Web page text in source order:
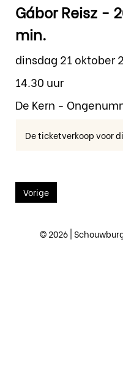
Gábor Reisz -
min.
dinsdag 21 oktober
14.30 uur
De Kern -
De ticketverkoop voor
Vorige
© 2026 | Schouwburg